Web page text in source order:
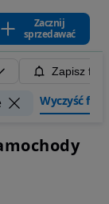
Zacznij
sprzedawać
Zapisz
Wyczyść filtry